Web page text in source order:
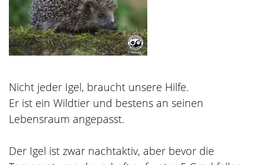
Nicht jeder Igel, braucht unsere Hilfe.
Er ist ein Wildtier und bestens an seinen
Lebensraum angepasst.
Der Igel ist zwar nachtaktiv, aber bevor die